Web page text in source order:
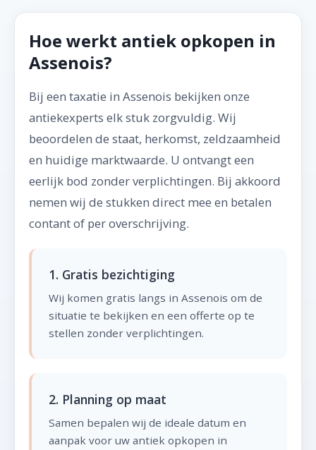
Hoe werkt antiek opkopen in
Assenois?
Bij een taxatie in Assenois bekijken onze
antiekexperts elk stuk zorgvuldig. Wij
beoordelen de staat, herkomst, zeldzaamheid
en huidige marktwaarde. U ontvangt een
eerlijk bod zonder verplichtingen. Bij akkoord
nemen wij de stukken direct mee en betalen
contant of per overschrijving.
1. Gratis bezichtiging
Wij komen gratis langs in Assenois om de
situatie te bekijken en een offerte op te
stellen zonder verplichtingen.
2. Planning op maat
Samen bepalen wij de ideale datum en
aanpak voor uw antiek opkopen in